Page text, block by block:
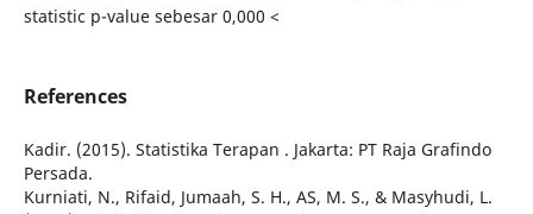
statistic p-value sebesar 0,000 <
References
Kadir. (2015). Statistika Terapan . Jakarta: PT Raja Grafindo
Persada.
Kurniati, N., Rifaid, Jumaah, S. H., AS, M. S., & Masyhudi, L.